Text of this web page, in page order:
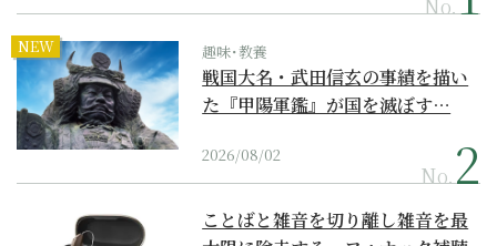
NEW 趣味･教養
戦国大名・武田信玄の事績を描い
た『甲陽軍鑑』が国を滅ぼす…
2026/08/02
No.
ことばと雑音を切り離し雑音を最